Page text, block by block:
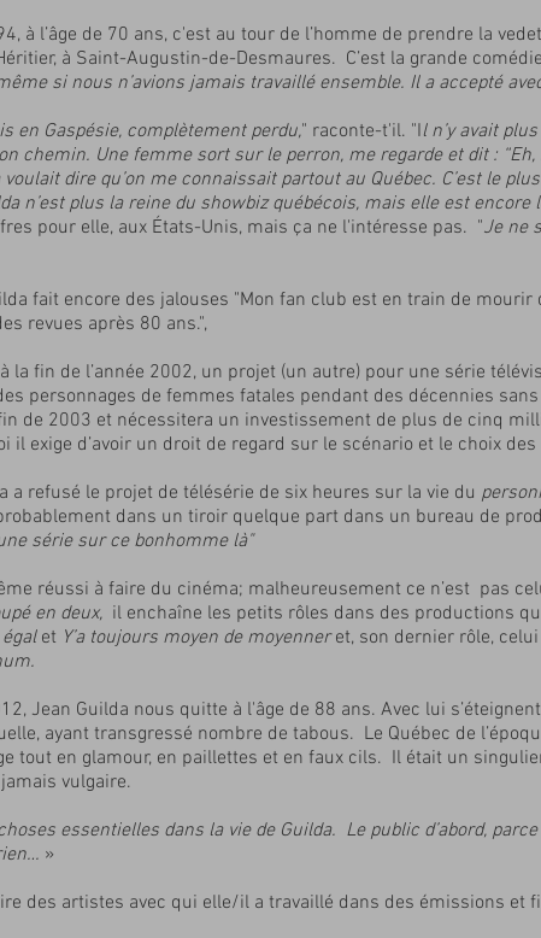
à l’âge de 70 ans, c'est au tour de l’homme de prendre la
à Saint-Augustin-de-Desmaures. C’est la grande
si nous n’avions jamais travaillé ensemble. Il a accepté
en Gaspésie, complètement perdu," raconte-t'il. "Il n’y avait
chemin. Une femme sort sur le perron, me regarde et dit :
dire qu’on me connaissait partout au Québec. C’est le
n’est plus la reine du showbiz québécois, mais elle est
pour elle, aux États-Unis, mais ça ne l'intéresse pas. "Je ne
fait encore des jalouses "Mon fan club est en train de
revues après 80 ans.",
la fin de l’année 2002, un projet (un autre) pour une série
personnages de femmes fatales pendant des décennies
de 2003 et nécessitera un investissement de plus de cinq
il exige d’avoir un droit de regard sur le scénario et le choix
a refusé le projet de télésérie de six heures sur la vie du
dans un tiroir quelque part dans un bureau de
série sur ce bonhomme là"
réussi à faire du cinéma; malheureusement ce n’est pas
en deux, il enchaîne les petits rôles dans des productions
et Y’a toujours moyen de moyenneret, son dernier rôle,
Jean Guilda nous quitte à l'âge de 88 ans. Avec lui
ayant transgressé nombre de tabous. Le Québec de
tout en glamour, en paillettes et en faux cils. Il était un
vulgaire.
essentielles dans la vie de Guilda. Le public d’abord,
»
des artistes avec qui elle/il a travaillé dans des émissions et